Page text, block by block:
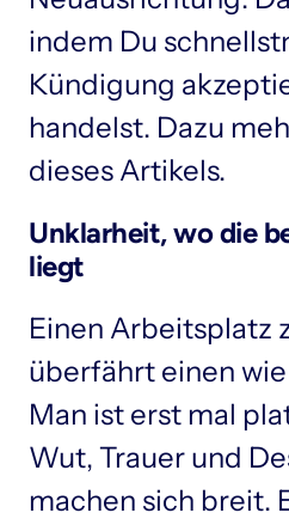
indem Du
Kündigung
handelst. Dazu
Unklarheit, wo die
liegt
Einen Arbeitsplatz
überfährt einen
Man ist erst mal
Wut, Trauer und
machen sich breit.